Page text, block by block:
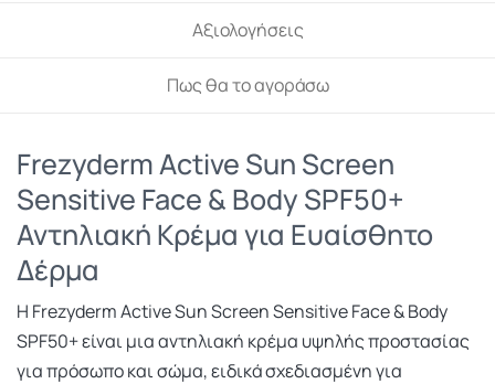
Αξιολογήσεις
Πως θα το αγοράσω
Frezyderm Active Sun Screen
Sensitive Face & Body SPF50+
Αντηλιακή Κρέμα για Ευαίσθητο
Δέρμα
Η FrezydermActive Sun Screen Sensitive Face & Body
SPF50+ είναι μια αντηλιακή κρέμα υψηλής προστασίας
για πρόσωπο και σώμα, ειδικά σχεδιασμένη για